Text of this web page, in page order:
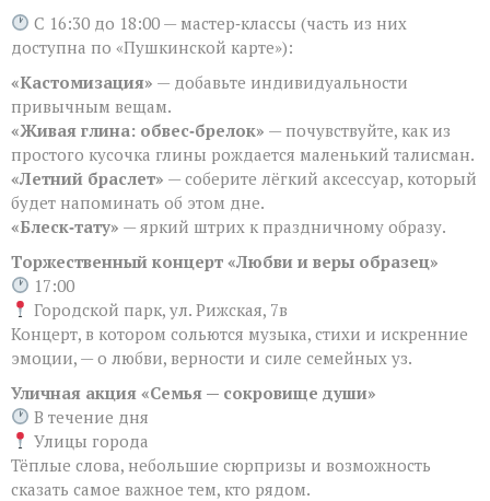
С 16:30 до 18:00 — мастер‑классы (часть из них
доступна по «Пушкинской карте»):
«Кастомизация» — добавьте индивидуальности
привычным вещам.
«Живая глина: обвес‑брелок» — почувствуйте, как из
простого кусочка глины рождается маленький талисман.
«Летний браслет» — соберите лёгкий аксессуар, который
будет напоминать об этом дне.
«Блеск‑тату» — яркий штрих к праздничному образу.
Торжественный концерт «Любви и веры образец»
17:00
Городской парк, ул. Рижская, 7в
Концерт, в котором сольются музыка, стихи и искренние
эмоции, — о любви, верности и силе семейных уз.
Уличная акция «Семья — сокровище души»
В течение дня
Улицы города
Тёплые слова, небольшие сюрпризы и возможность
сказать самое важное тем, кто рядом.